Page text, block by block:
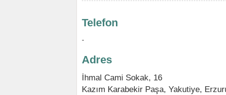
Telefon
-
Adres
İhmal Cami Sokak, 16
Kazım Karabekir Paşa, Yakutiye,